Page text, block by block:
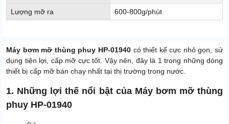
Lượng mỡ ra 600-800g/phút
Máy bơm mỡ thùng phuy HP-01940 có thiết kế cực nhỏ gọn, sử
dụng tiện lợi, cấp mỡ cực tốt. Vậy nên, đây là 1 trong những dòng
thiết bị cấp mỡ bán chạy nhất tại thị trường trong nước.
1. Những lợi thế nổi bật của Máy bơm mỡ thùng
phuy HP-01940